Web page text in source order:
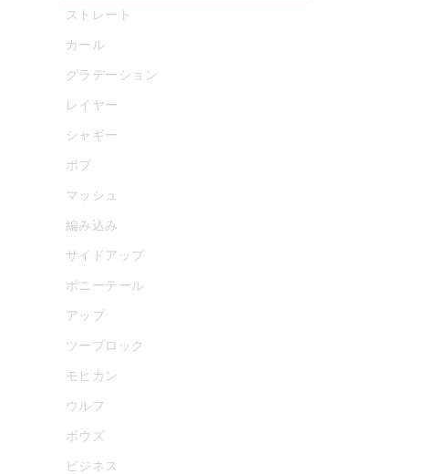
ストレート
カール
グラデーション
レイヤー
シャギー
ボブ
マッシュ
編み込み
サイドアップ
ポニーテール
アップ
ツーブロック
モヒカン
ウルフ
ボウズ
ビジネス